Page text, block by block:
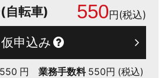
自転車) 550円(税込)
仮申込み
550 円 業務手数料 550円 (税込)